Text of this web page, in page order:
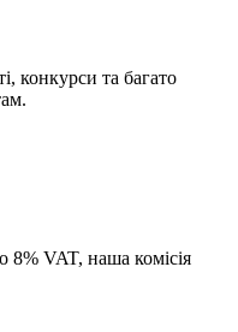
конкурси та багато
VAT, наша комісія